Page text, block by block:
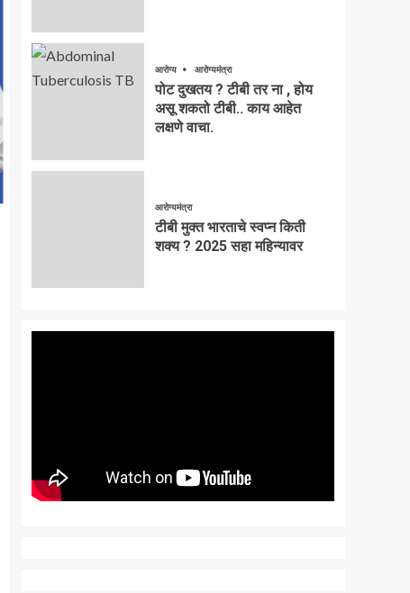
आरोग्य आरोग्यमंत्रा
पोट दुखतय ? टीबी तर ना , होय
असू शकतो टीबी.. काय आहेत
लक्षणे वाचा.
आरोग्यमंत्रा
टीबी मुक्त भारताचे स्वप्न किती
शक्य ? 2025 सहा महिन्यावर